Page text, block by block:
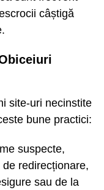
câștigă
site-uri necinstite
bune practici:
suspecte,
redirecționare,
sau de la